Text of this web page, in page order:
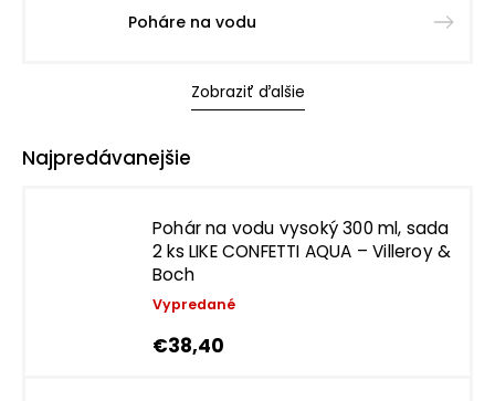
Poháre na vodu
Zobraziť ďalšie
Najpredávanejšie
Pohár na vodu vysoký 300 ml, sada
2 ks LIKE CONFETTI AQUA – Villeroy &
Boch
Vypredané
€38,40